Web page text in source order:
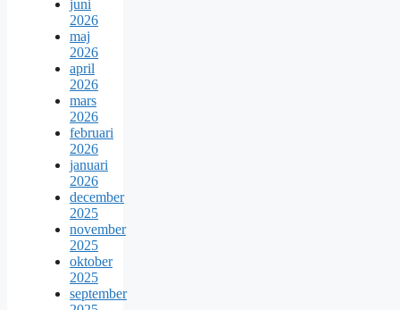
juni
2026
maj
2026
april
2026
mars
2026
februari
2026
januari
2026
december
2025
november
2025
oktober
2025
september